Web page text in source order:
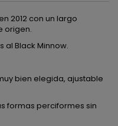
2012 con un largo
origen.
al Black Minnow.
bien elegida, ajustable
formas perciformes sin